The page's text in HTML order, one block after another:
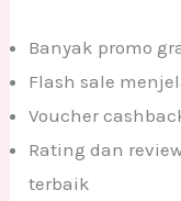
Banyak promo
Flash sale
Voucher
Rating dan
terbaik